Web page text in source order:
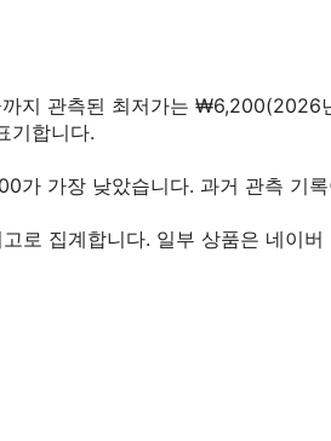
지 관측된 최저가는
기합니다.
가장 낮았습니다. 과거 관측 기
로 집계합니다. 일부 상품은 네이